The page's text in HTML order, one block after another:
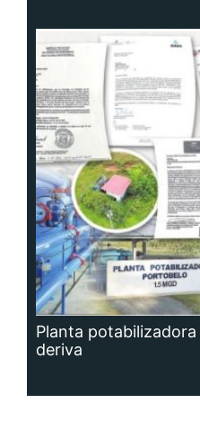
Planta
deriva